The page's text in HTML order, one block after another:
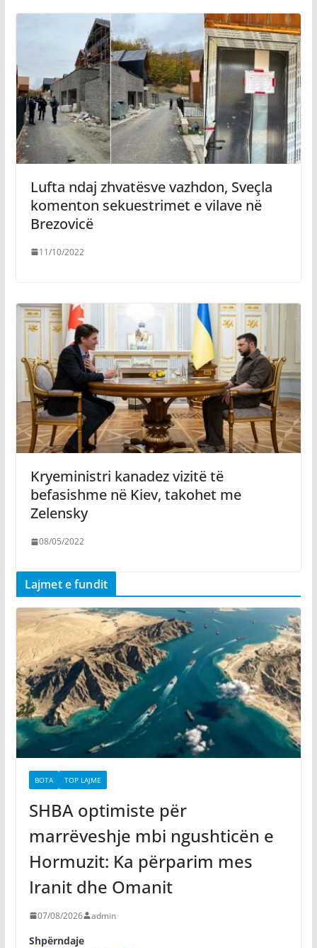
Lufta ndaj zhvatësve vazhdon, Sveçla
komenton sekuestrimet e vilave në
Brezovicë
11/10/2022
Kryeministri kanadez vizitë të
befasishme në Kiev, takohet me
Zelensky
08/05/2022
Lajmet e fundit
BOTA TOP LAJME
SHBA optimiste për
marrëveshje mbi ngushticën e
Hormuzit: Ka përparim mes
Iranit dhe Omanit
07/08/2026 admin
Shpërndaje